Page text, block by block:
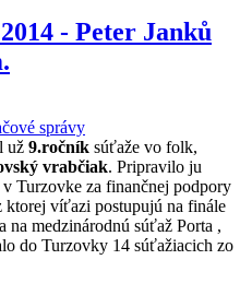
- Peter Janků
správy
už 9.ročník súťaže vo folk,
vrabčiak. Pripravilo ju
Turzovke za finančnej podpory
víťazi postupujú na finále
medzinárodnú súťaž Porta ,
do Turzovky 14 súťažiacich zo